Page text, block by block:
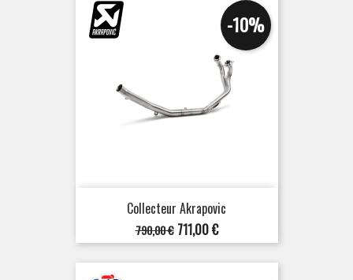
Collecteur Akrapovic
Prix
de
base
790,00 €
-10%
Prix
711,00 €